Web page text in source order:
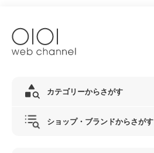
カテゴリーからさがす
ショップ・ブランドからさがす